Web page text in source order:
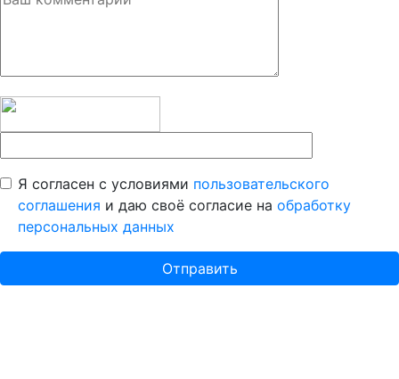
Я согласен с условиями пользовательского
соглашения и даю своё согласие на обработку
персональных данных